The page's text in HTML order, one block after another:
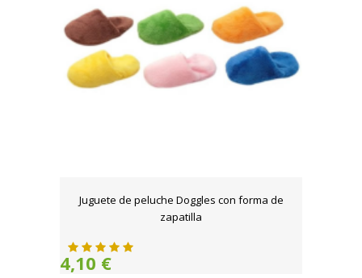
Juguete de peluche Doggles con forma de
zapatilla
4,10 €